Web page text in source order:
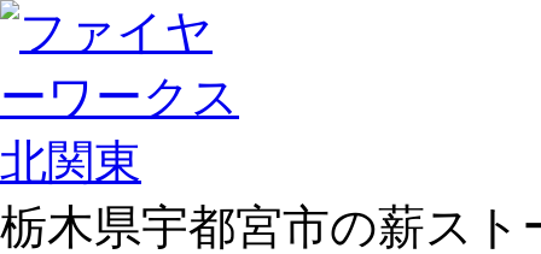
栃木県宇都宮市の薪ス